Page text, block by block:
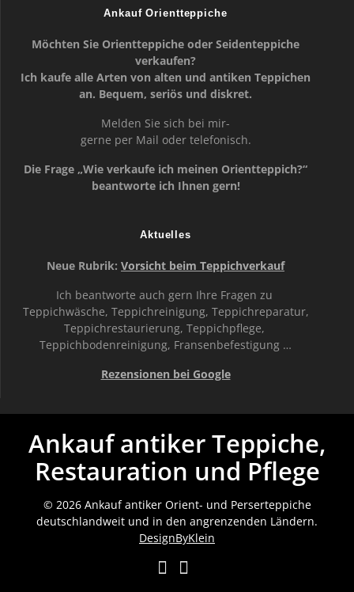
Ankauf Orientteppiche
Möchten Sie Orientteppiche oder Seidenteppiche
verkaufen?
Ich kaufe alle Arten von alten und antiken Teppichen
an. Bequem, seriös und diskret.
Melden Sie sich bei mir-
gerne per Mail oder telefonisch.
Die Frage „Wie verkaufe ich meinen Orientteppich?“
beantworte ich Ihnen gern!
Aktuelles
Neue Rubrik: Vorsicht beim Teppichverkauf
Ich beantworte auch gern Ihre Fragen zu
Teppichwäsche, Teppichreinigung, Teppichreparatur,
Teppichrestaurierung, Teppichpflege,
Teppichbodenreinigung, Fransenbefestigung …
Rezensionen bei Google
Ankauf antiker Teppiche,
Restauration und Pflege
© 2026 Ankauf antiker Orient- und Perserteppiche
deutschlandweit und in den angrenzenden Ländern.
DesignByKlein